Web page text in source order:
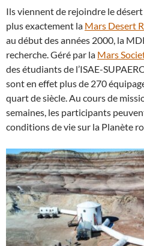
Ils viennent de rejoindre le
plus exactement la Mars Desert
au début des années 2000, la
recherche. Géré par la Mars
des étudiants de l’ISAE-
sont en effet plus de 270
quart de siècle. Au cours de
semaines, les participants
conditions de vie sur la Planète